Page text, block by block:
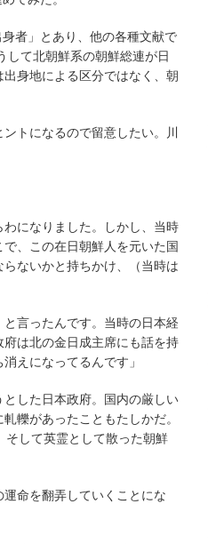
者」とあり、他の各種文献で
して北朝鮮系の朝鮮総連が日
身地による区分ではなく、朝
トになるので留意したい。川
わになりました。しかし、当時
、この在日朝鮮人を元いた国
ないかと持ちかけ、（当時は
言ったんです。当時の日本経
は北の金日成主席にも話を持
えになってるんです」
した日本政府。国内の厳しい
轢があったこともたしかだ。
そして英霊として散った朝鮮
命を翻弄していくことにな